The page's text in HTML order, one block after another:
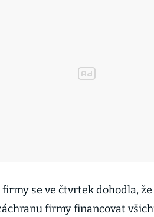
se ve čtvrtek dohodla,
firmy financovat